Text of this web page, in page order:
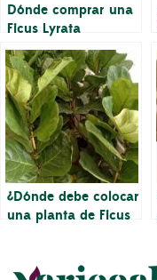
Dónde comprar una
Ficus Lyrata
abigarrada
¿Dónde debe colocar
una planta de Ficus